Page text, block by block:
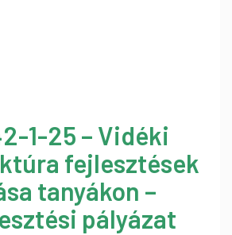
1-25 – Vidéki
fejlesztések
tanyákon –
pályázat